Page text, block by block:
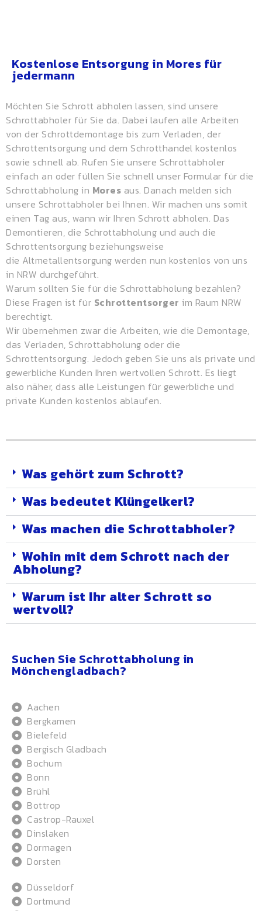
Kostenlose Entsorgung in Mores für
jedermann
Möchten Sie Schrott abholen lassen, sind unsere
Schrottabholer für Sie da. Dabei laufen alle Arbeiten
von der Schrottdemontage bis zum Verladen, der
Schrottentsorgung und dem Schrotthandel kostenlos
sowie schnell ab. Rufen Sie unsere Schrottabholer
einfach an oder füllen Sie schnell unser Formular für die
Schrottabholung in Mores aus. Danach melden sich
unsere Schrottabholer bei Ihnen. Wir machen uns somit
einen Tag aus, wann wir Ihren Schrott abholen. Das
Demontieren, die Schrottabholung und auch die
Schrottentsorgung beziehungsweise
die Altmetallentsorgung werden nun kostenlos von uns
in NRW durchgeführt.
Warum sollten Sie für die Schrottabholung bezahlen?
Diese Fragen ist für Schrottentsorger im Raum NRW
berechtigt.
Wir übernehmen zwar die Arbeiten, wie die Demontage,
das Verladen, Schrottabholung oder die
Schrottentsorgung. Jedoch geben Sie uns als private und
gewerbliche Kunden Ihren wertvollen Schrott. Es liegt
also näher, dass alle Leistungen für gewerbliche und
private Kunden kostenlos ablaufen.
Was gehört zum Schrott?
Was bedeutet Klüngelkerl?
Was machen die Schrottabholer?
Wohin mit dem Schrott nach der
Abholung?
Warum ist Ihr alter Schrott so
wertvoll?
Suchen Sie Schrottabholung in
Mönchengladbach?
Aachen
Bergkamen
Bielefeld
Bergisch Gladbach
Bochum
Bonn
Brühl
Bottrop
Castrop-Rauxel
Dinslaken
Dormagen
Dorsten
Düsseldorf
Dortmund